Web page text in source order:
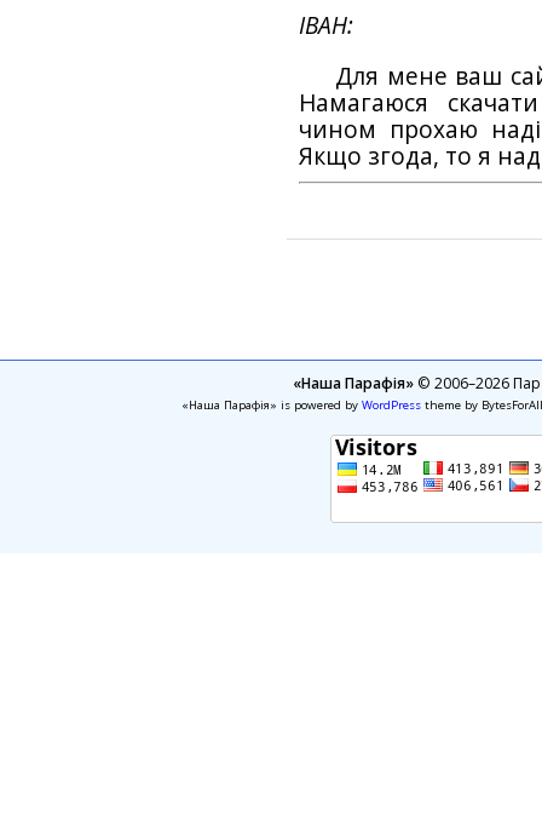
ІВАН
Для мене ваш
Намагаюся
чином прохаю
Якщо згода, то я
«Наша Парафія»© 2006–2026
«Наша Парафія» is powered by WordPresstheme by